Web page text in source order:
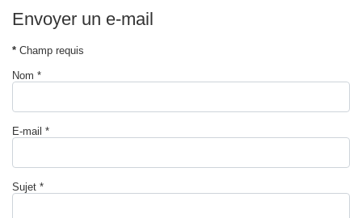
Envoyer un e-mail
* Champ requis
Nom *
E-mail *
Sujet *